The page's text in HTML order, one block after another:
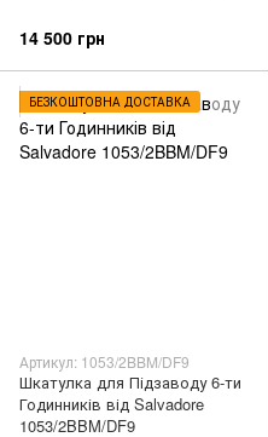
14 500 грн
БЕЗКОШТОВНА ДОСТАВКА
Артикул: 1053/2BBM/DF9
Шкатулка для Підзаводу 6-ти
Годинників від Salvadore
1053/2BBM/DF9